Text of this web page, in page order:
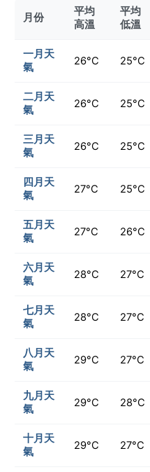
月份
平均
高溫
平均
低溫
一月天
氣
26°C 25°C
二月天
氣
26°C 25°C
三月天
氣
26°C 25°C
四月天
氣
27°C 25°C
五月天
氣
27°C 26°C
六月天
氣
28°C 27°C
七月天
氣
28°C 27°C
八月天
氣
29°C 27°C
九月天
氣
29°C 28°C
十月天
氣
29°C 27°C